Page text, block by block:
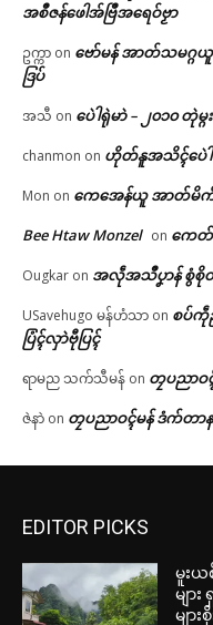
အစဳဇန်ဖေါအ်ဗြဳအရေဝ်ဗၟာ
ဥက္ကာ on ဗော်မန် အာတ်သမဂ္ဂ
ဒြပ်
အသီ on ပေဲါရုဲမာဲ – ၂၀၁၀ တုဲမ္ဂ
chanmon on ဟိုတ်နူအသိၚ်ပေဲ
Mon on ကေအေန်ယူ အာတ်မိက်
Bee Htaw Monzel on ကေ
Ougkar on အလဵုအသဳပၞာန် စွံစို
USavehugo မန်ဟံသာ on စပ်ကဵု
ပြံၚ်လှာဲဗီုပြၚ်
ရာမည သက်သီမန် on တၠပညာဝ
ဇဲနာဲ on တၠပညာဝၚ်မန် ဒံက်တာ
EDITOR PICKS
မူးယ
မျာ
များ